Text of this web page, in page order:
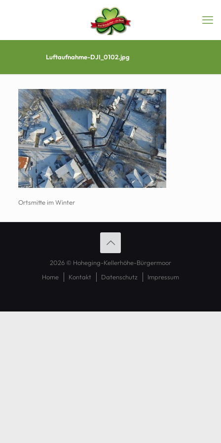
Luftaufnahme-DJI_0102.jpg
Ortsmitte im Winter
2026 © Hoheging-Kellerhöhe-Bürgermoor
Home
Kontakt Datenschutz Impressum